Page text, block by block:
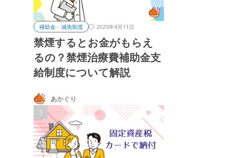
補助金・減免制度 2025年4月11日
禁煙するとお金がもらえ
るの？禁煙治療費補助金支
給制度について解説
あかぐり